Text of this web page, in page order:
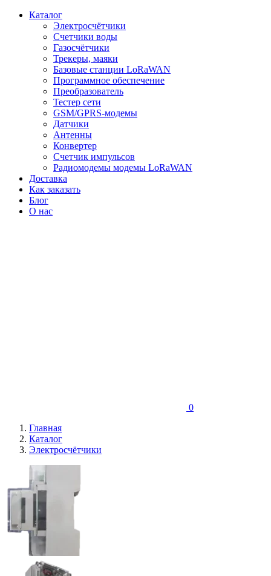
Каталог
Электросчётчики
Счетчики воды
Газосчётчики
Трекеры, маяки
Базовые станции LoRaWAN
Программное обеспечение
Преобразователь
Тестер сети
GSM/GPRS-модемы
Датчики
Антенны
Конвертер
Счетчик импульсов
Радиомодемы модемы LoRaWAN
Доставка
Как заказать
Блог
О нас
0
Главная
Каталог
Электросчётчики